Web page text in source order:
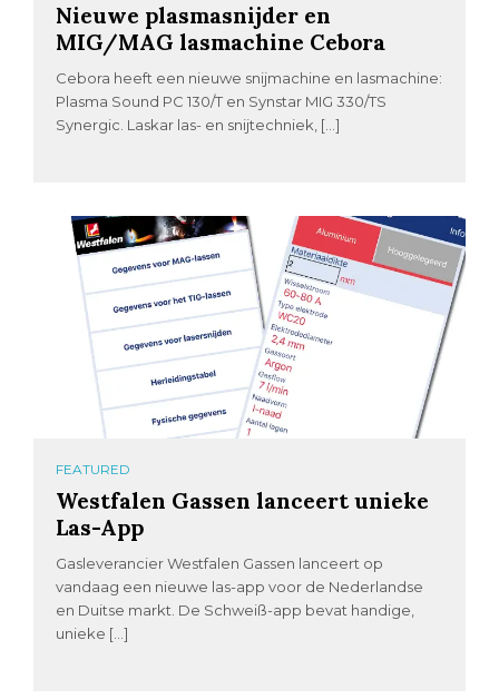
Nieuwe plasmasnijder en
MIG/MAG lasmachine Cebora
Cebora heeft een nieuwe snijmachine en lasmachine:
Plasma Sound PC 130/T en Synstar MIG 330/TS
Synergic. Laskar las- en snijtechniek, […]
FEATURED
Westfalen Gassen lanceert unieke
Las-App
Gasleverancier Westfalen Gassen lanceert op
vandaag een nieuwe las-app voor de Nederlandse
en Duitse markt. De Schweiß-app bevat handige,
unieke […]